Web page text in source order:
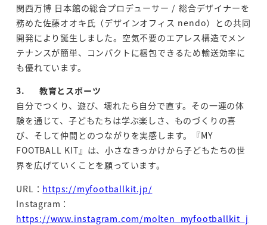
関西万博 日本館の総合プロデューサー / 総合デザイナーを
務めた佐藤オオキ氏（デザインオフィス nendo）との共同
開発により誕生しました。空気不要のエアレス構造でメン
テナンスが簡単、コンパクトに梱包できるため輸送効率に
も優れています。
3. 教育とスポーツ
自分でつくり、遊び、壊れたら自分で直す。その一連の体
験を通じて、子どもたちは学ぶ楽しさ、ものづくりの喜
び、そして仲間とのつながりを実感します。『MY
FOOTBALL KIT』は、小さなきっかけから子どもたちの世
界を広げていくことを願っています。
URL： https://myfootballkit.jp/
Instagram：
https://www.instagram.com/molten_myfootballkit_j